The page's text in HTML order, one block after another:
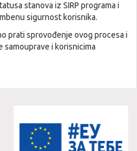
stanova iz SIRP programa i
sigurnost korisnika.
prati sprovođenje ovog procesa i
samouprave i korisnicima